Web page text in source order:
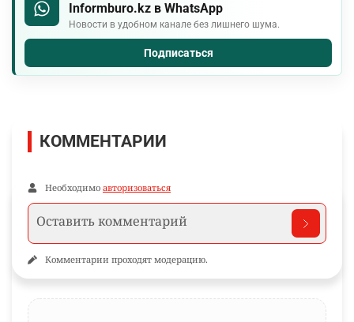
Informburo.kz в WhatsApp
Новости в удобном канале без лишнего шума.
Подписаться
КОММЕНТАРИИ
Необходимо авторизоваться
Комментарии проходят модерацию.